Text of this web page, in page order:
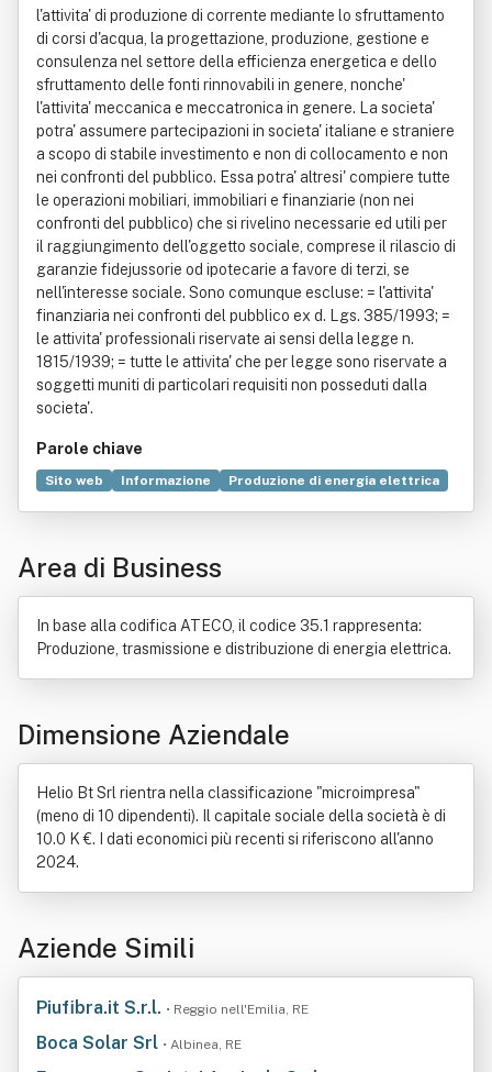
l'attivita' di produzione di corrente mediante lo sfruttamento
di corsi d'acqua, la progettazione, produzione, gestione e
consulenza nel settore della efficienza energetica e dello
sfruttamento delle fonti rinnovabili in genere, nonche'
l'attivita' meccanica e meccatronica in genere. La societa'
potra' assumere partecipazioni in societa' italiane e straniere
a scopo di stabile investimento e non di collocamento e non
nei confronti del pubblico. Essa potra' altresi' compiere tutte
le operazioni mobiliari, immobiliari e finanziarie (non nei
confronti del pubblico) che si rivelino necessarie ed utili per
il raggiungimento dell'oggetto sociale, comprese il rilascio di
garanzie fidejussorie od ipotecarie a favore di terzi, se
nell'interesse sociale. Sono comunque escluse: = l'attivita'
finanziaria nei confronti del pubblico ex d. Lgs. 385/1993; =
le attivita' professionali riservate ai sensi della legge n.
1815/1939; = tutte le attivita' che per legge sono riservate a
soggetti muniti di particolari requisiti non posseduti dalla
societa'.
Parole chiave
Sito web Informazione
Produzione di energia elettrica
Impianto fotovoltaico
Investimento
Area di Business
In base alla codifica ATECO, il codice 35.1 rappresenta:
Produzione, trasmissione e distribuzione di energia elettrica.
Dimensione Aziendale
Helio Bt Srl rientra nella classificazione "microimpresa"
(meno di 10 dipendenti). Il capitale sociale della società è di
10.0 K €. I dati economici più recenti si riferiscono all'anno
2024.
Aziende Simili
Piufibra.it S.r.l. • Reggio nell'Emilia, RE
Boca Solar Srl • Albinea, RE